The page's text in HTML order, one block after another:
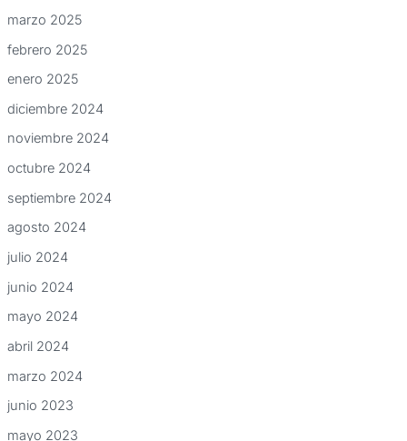
marzo 2025
febrero 2025
enero 2025
diciembre 2024
noviembre 2024
octubre 2024
septiembre 2024
agosto 2024
julio 2024
junio 2024
mayo 2024
abril 2024
marzo 2024
junio 2023
mayo 2023